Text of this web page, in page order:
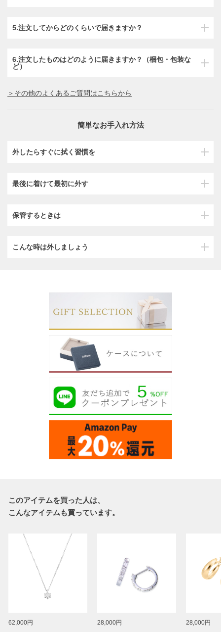
5.注文してからどのくらいで届きますか？
6.注文したものはどのように届きますか？（梱包・包装な
ど）
＞その他のよくあるご質問はこちらから
簡単なお手入れ方法
外したらすぐに拭く習慣を
最後に着けて最初に外す
保管するときは
こんな時は外しましょう
このアイテムを買った人は、
こんなアイテムも買っています。
62,000円 28,000円 28,000円